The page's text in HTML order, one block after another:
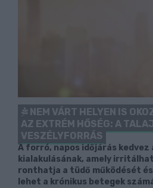
NEM VÁRT HELYEN IS
AZ EXTRÉM HŐSÉG: A
VESZÉLYFORRÁS
A forró, napos időjárás kedvez
kialakulásának, amely
ronthatja a tüdő működését
lehet a krónikus betegek